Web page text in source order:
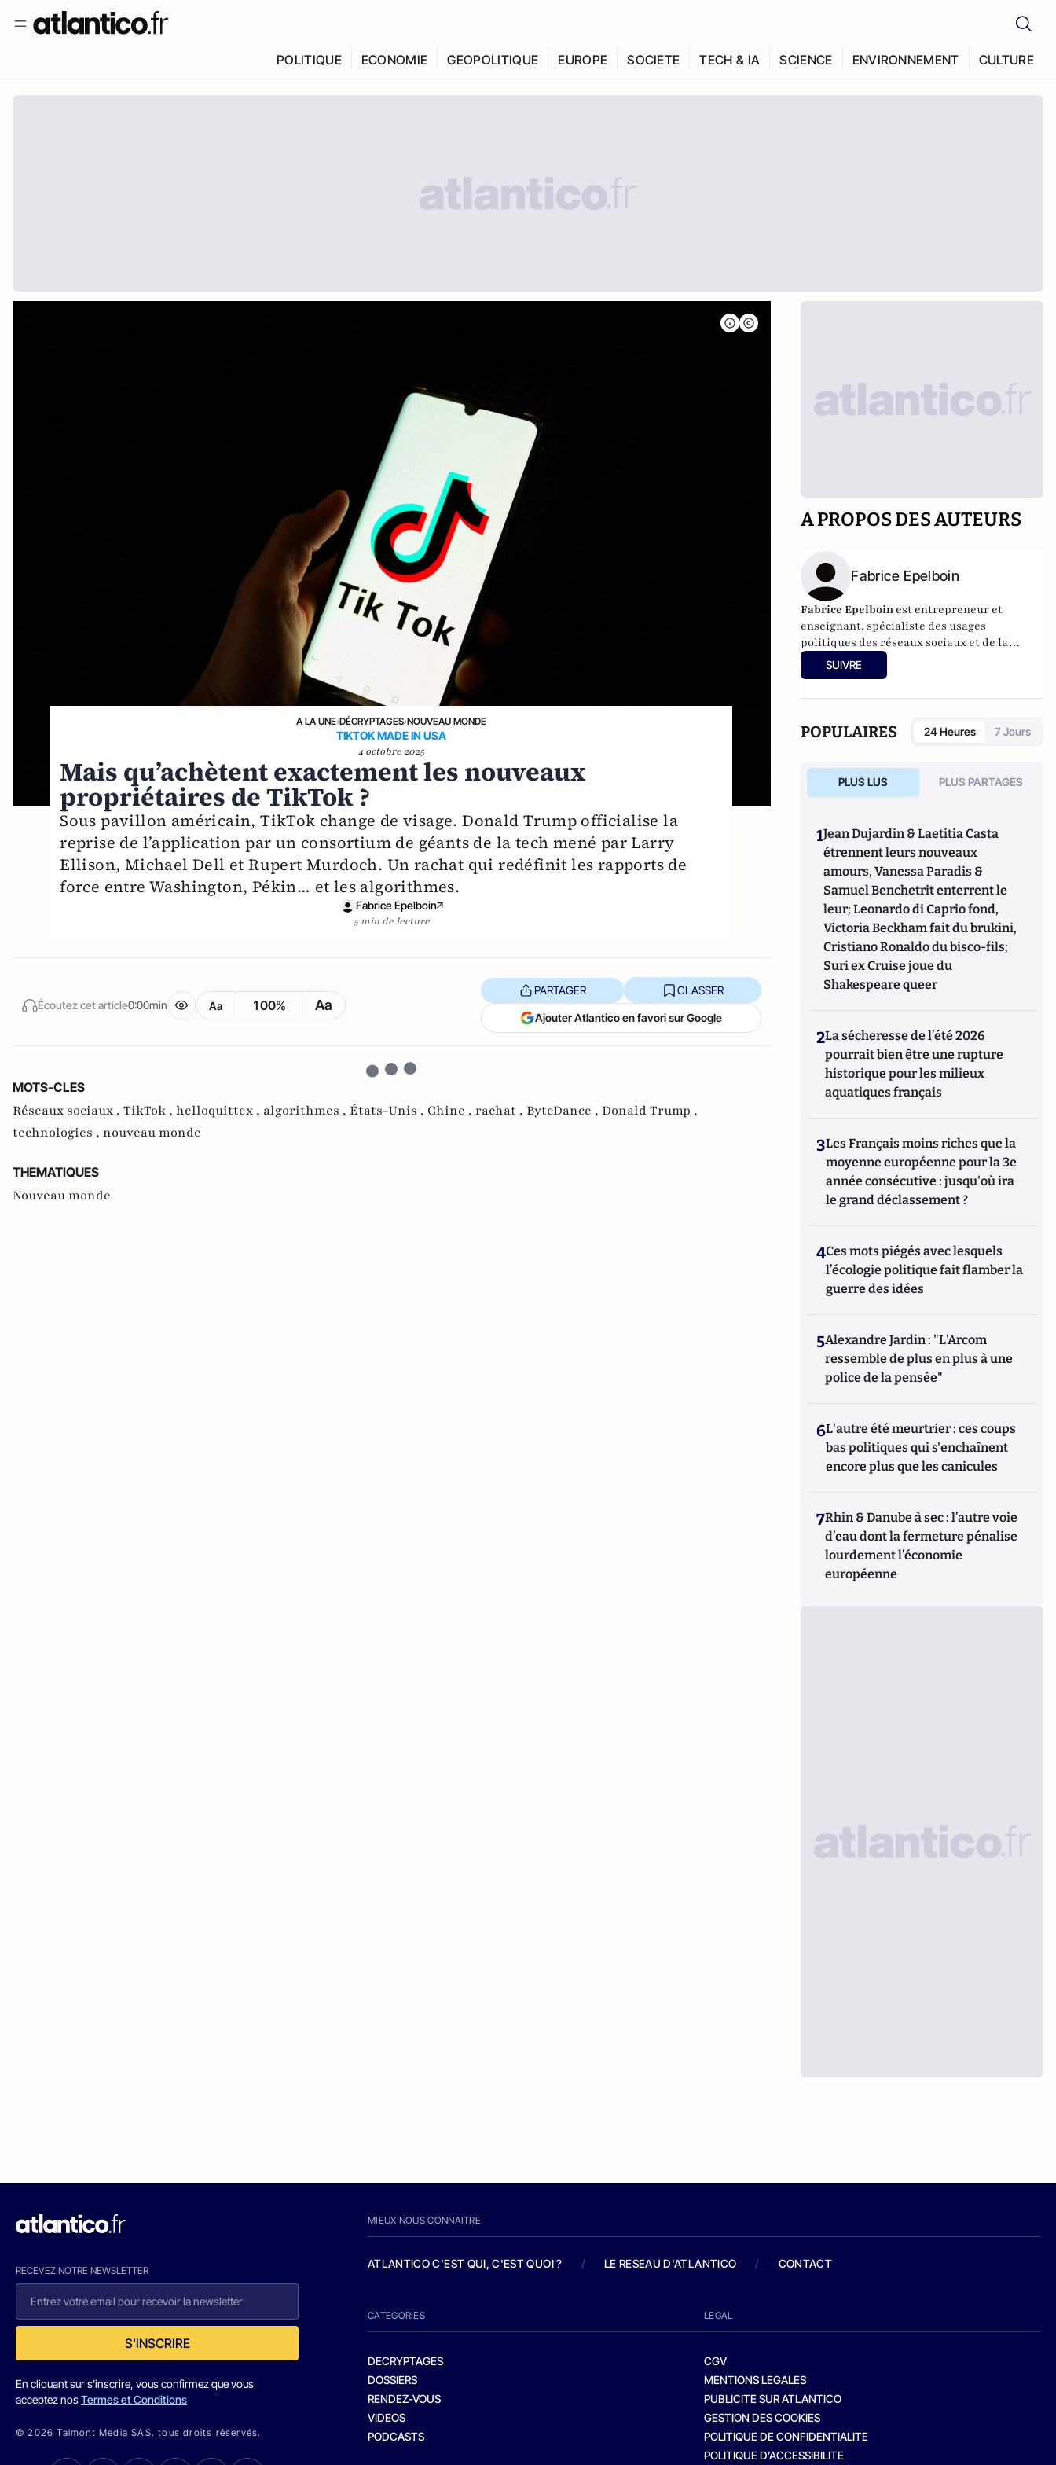
POLITIQUE ECONOMIE GEOPOLITIQUE EUROPE SOCIETE TECH & IA SCIENCE ENVIRONNEMENT CULTURE
A LA UNE›DÉCRYPTAGES›NOUVEAU MONDE
TIKTOK MADE IN USA
4 octobre 2025
Mais qu’achètent exactement les nouveaux
propriétaires de TikTok ?
Sous pavillon américain, TikTok change de visage. Donald Trump officialise la
reprise de l’application par un consortium de géants de la tech mené par Larry
Ellison, Michael Dell et Rupert Murdoch. Un rachat qui redéfinit les rapports de
force entre Washington, Pékin… et les algorithmes.
Fabrice Epelboin
5 min de lecture
Écoutez cet article0:00min Aa 100% Aa
PARTAGER CLASSER
Ajouter Atlantico en favori sur Google
MOTS-CLES
Réseaux sociaux , TikTok , helloquittex , algorithmes , États-Unis , Chine , rachat , ByteDance , Donald Trump ,
technologies , nouveau monde
THEMATIQUES
Nouveau monde
A PROPOS DES AUTEURS
Fabrice Epelboin
Fabrice Epelboin est entrepreneur et
enseignant, spécialiste des usages
politiques des réseaux sociaux et de la
géopolitique du cyber.
SUIVRE
POPULAIRES 24 Heures 7 Jours
PLUS LUS PLUS PARTAGES
1Jean Dujardin & Laetitia Casta
étrennent leurs nouveaux
amours, Vanessa Paradis &
Samuel Benchetrit enterrent le
leur; Leonardo di Caprio fond,
Victoria Beckham fait du brukini,
Cristiano Ronaldo du bisco-fils;
Suri ex Cruise joue du
Shakespeare queer
2La sécheresse de l’été 2026
pourrait bien être une rupture
historique pour les milieux
aquatiques français
3Les Français moins riches que la
moyenne européenne pour la 3e
année consécutive : jusqu'où ira
le grand déclassement ?
4Ces mots piégés avec lesquels
l’écologie politique fait flamber la
guerre des idées
5Alexandre Jardin : "L'Arcom
ressemble de plus en plus à une
police de la pensée"
6L'autre été meurtrier : ces coups
bas politiques qui s'enchaînent
encore plus que les canicules
7Rhin & Danube à sec : l’autre voie
d’eau dont la fermeture pénalise
lourdement l’économie
européenne
RECEVEZ NOTRE NEWSLETTER
S'INSCRIRE
En cliquant sur s'inscrire, vous confirmez que vous
acceptez nosTermes et Conditions
© 2026 Talmont Media SAS. tous droits réservés.
MIEUX NOUS CONNAITRE
ATLANTICO C'EST QUI, C'EST QUOI ? / LE RESEAU D'ATLANTICO / CONTACT
CATEGORIES
DECRYPTAGES
DOSSIERS
RENDEZ-VOUS
VIDEOS
PODCASTS
LEGAL
CGV
MENTIONS LEGALES
PUBLICITE SUR ATLANTICO
GESTION DES COOKIES
POLITIQUE DE CONFIDENTIALITE
POLITIQUE D’ACCESSIBILITE